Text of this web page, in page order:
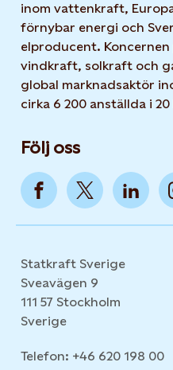
inom vattenkraft,
förnybar energi och
elproducent.
vindkraft, solkraft och
global marknadsaktör
cirka 6 200 anställda i 20
Följ oss
Statkraft Sverige
Sveavägen 9
111 57 Stockholm
Sverige
Telefon: +46 620 198 00